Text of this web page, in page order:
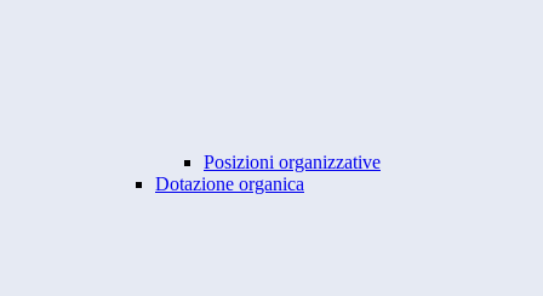
Posizioni organizzative
Dotazione organica